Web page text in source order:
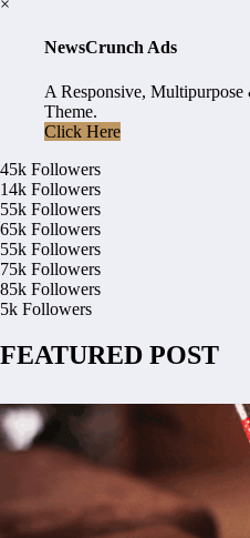
×
NewsCrunch Ads
A Responsive,
Theme.
Click Here
45k Followers
14k Followers
55k Followers
65k Followers
55k Followers
75k Followers
85k Followers
5k Followers
FEATURED POST